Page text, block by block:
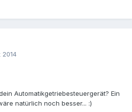
2014
Automatikgetriebesteuergerät? Ein
natürlich noch besser... :)